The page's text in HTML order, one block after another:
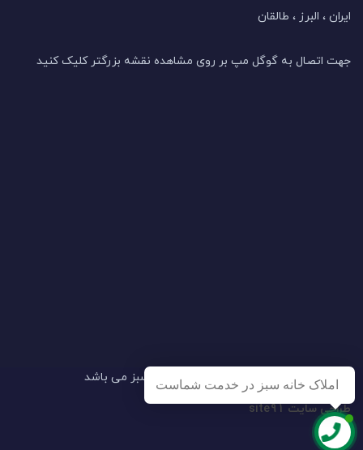
ایران ، البرز ، طالقان
جهت اتصال به گوگل مپ بر روی مشاهده نقشه بزرگتر کلیک کنید
تمامی حقوق این وبسایت مطعلق به خانه سبز می باشد
طراحی سایت site91